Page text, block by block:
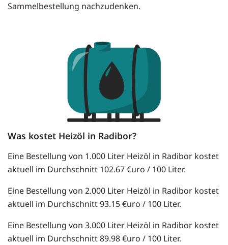
Sammelbestellung nachzudenken.
Was kostet Heizöl in Radibor?
Eine Bestellung von 1.000 Liter Heizöl in Radibor kostet
aktuell im Durchschnitt 102.67 €uro / 100 Liter.
Eine Bestellung von 2.000 Liter Heizöl in Radibor kostet
aktuell im Durchschnitt 93.15 €uro / 100 Liter.
Eine Bestellung von 3.000 Liter Heizöl in Radibor kostet
aktuell im Durchschnitt 89.98 €uro / 100 Liter.